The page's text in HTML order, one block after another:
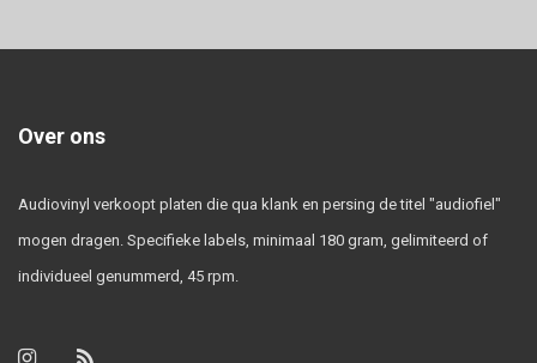
Over ons
Audiovinyl verkoopt platen die qua klank en persing de titel "audiofiel"
mogen dragen. Specifieke labels, minimaal 180 gram, gelimiteerd of
individueel genummerd, 45 rpm.